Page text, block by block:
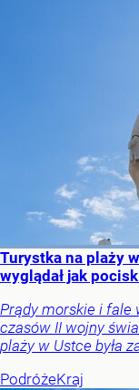
Turystka na plaży
wyglądał jak
Prądy morskie i fale
czasów II wojny
plaży w Ustce była
PodróżeKraj